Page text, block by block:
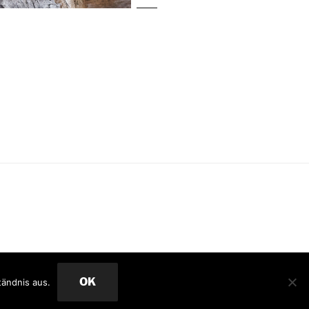
aus. OK